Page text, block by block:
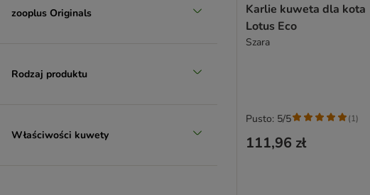
zooplus Originals
Rodzaj produktu
Właściwości kuwety
Karlie kuweta dla kota
Lotus Eco
Szara
111,96 zł
Pusto: 5/5 (1)